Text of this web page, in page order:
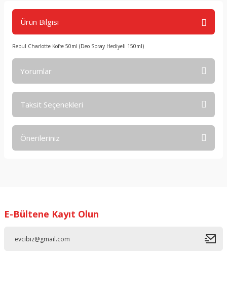
Ürün Bilgisi
Rebul Charlotte Kofre 50ml (Deo Spray Hediyeli 150ml)
Yorumlar
Taksit Seçenekleri
Önerileriniz
Ürün resmi kalitesiz, bozuk veya görüntülenemiyor.
E-Bültene Kayıt Olun